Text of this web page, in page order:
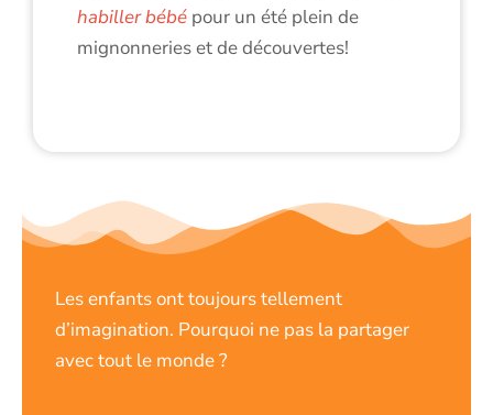
habiller bébé pour un été plein de
mignonneries et de découvertes!
Les enfants ont toujours tellement
d’imagination. Pourquoi ne pas la partager
avec tout le monde ?